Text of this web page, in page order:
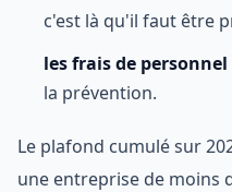
c'est là qu'il faut être
les frais de personnel
la prévention.
Le plafond cumulé sur
une entreprise de moins